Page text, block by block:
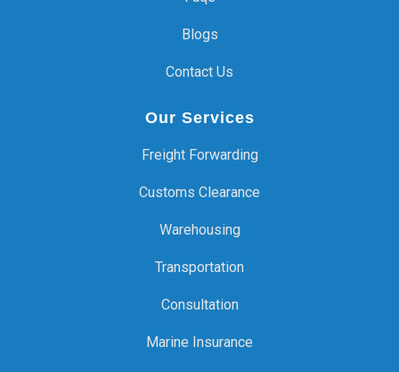
Blogs
Contact Us
Our Services
Freight Forwarding
Customs Clearance
Warehousing
Transportation
Consultation
Marine Insurance